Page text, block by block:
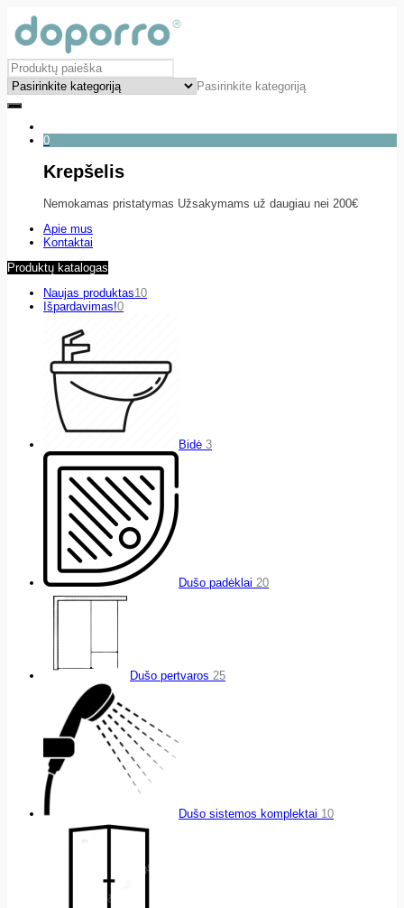
Pasirinkite kategoriją
0
Krepšelis
Nemokamas pristatymas Užsakymams už daugiau nei 200€
Apie mus
Kontaktai
Produktų katalogas
Naujas produktas10
Išpardavimas!0
Bidė 3
Dušo padėklai 20
Dušo pertvaros 25
Dušo sistemos komplektai 10